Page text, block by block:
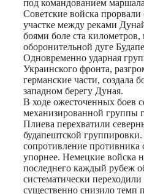
под командованием
Советские войска
участке между реками
боями боле ста
оборонительной дуге
Одновременно ударная
Украинского фронта,
германские части, создала
западном берегу Дуная.
В ходе ожесточенных боев
механизированной группы
Плиева перехватили
будапештской
сопротивление противника
упорнее. Немецкие войска
последнего каждый рубеж
систематически
существенно снизило темп